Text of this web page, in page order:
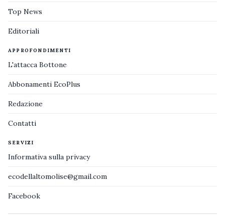
Top News
Editoriali
APPROFONDIMENTI
L'attacca Bottone
Abbonamenti EcoPlus
Redazione
Contatti
SERVIZI
Informativa sulla privacy
ecodellaltomolise@gmail.com
Facebook